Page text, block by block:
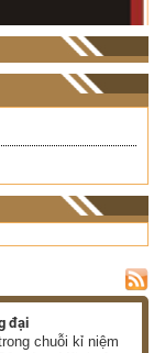
đại
chuỗi kỉ niệm